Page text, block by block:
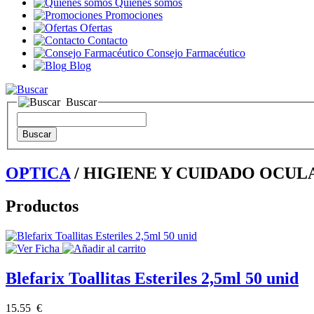
Promociones
Ofertas
Contacto
Consejo Farmacéutico
Blog
Buscar
OPTICA / HIGIENE Y CUIDADO
Productos
Blefarix Toallitas Esteriles 2,5ml 50 unid
15.55 €